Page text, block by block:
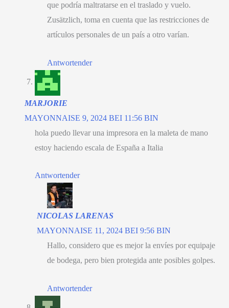
que podría maltratarse en el traslado y vuelo.
Zusätzlich, toma en cuenta que las restricciones de
artículos personales de un país a otro varían.
Antwortender
MARJORIE
MAYONNAISE 9, 2024 BEI 11:56 BIN
hola puedo llevar una impresora en la maleta de mano
estoy haciendo escala de España a Italia
Antwortender
NICOLAS LARENAS
MAYONNAISE 11, 2024 BEI 9:56 BIN
Hallo, considero que es mejor la envíes por equipaje
de bodega, pero bien protegida ante posibles golpes.
Antwortender